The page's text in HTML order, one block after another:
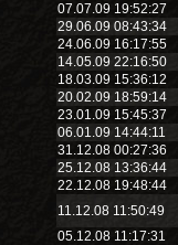
07.07.09 19:52:27
29.06.09 08:43:34
24.06.09 16:17:55
14.05.09 22:16:50
18.03.09 15:36:12
20.02.09 18:59:14
23.01.09 15:45:37
06.01.09 14:44:11
31.12.08 00:27:36
25.12.08 13:36:44
22.12.08 19:48:44
11.12.08 11:50:49
05.12.08 11:17:31